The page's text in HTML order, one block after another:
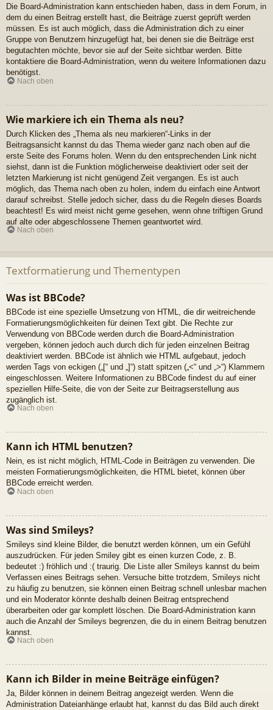
Die Board-Administration kann entschieden haben, dass in dem Forum, in
dem du einen Beitrag erstellt hast, die Beiträge zuerst geprüft werden
müssen. Es ist auch möglich, dass die Administration dich zu einer
Gruppe von Benutzern hinzugefügt hat, bei denen sie die Beiträge erst
begutachten möchte, bevor sie auf der Seite sichtbar werden. Bitte
kontaktiere die Board-Administration, wenn du weitere Informationen dazu
benötigst.
Nach oben
Wie markiere ich ein Thema als neu?
Durch Klicken des „Thema als neu markieren“-Links in der
Beitragsansicht kannst du das Thema wieder ganz nach oben auf die
erste Seite des Forums holen. Wenn du den entsprechenden Link nicht
siehst, dann ist die Funktion möglicherweise deaktiviert oder seit der
letzten Markierung ist nicht genügend Zeit vergangen. Es ist auch
möglich, das Thema nach oben zu holen, indem du einfach eine Antwort
darauf schreibst. Stelle jedoch sicher, dass du die Regeln dieses Boards
beachtest! Es wird meist nicht gerne gesehen, wenn ohne triftigen Grund
auf alte oder abgeschlossene Themen geantwortet wird.
Nach oben
Textformatierung und Thementypen
Was ist BBCode?
BBCode ist eine spezielle Umsetzung von HTML, die dir weitreichende
Formatierungsmöglichkeiten für deinen Text gibt. Die Rechte zur
Verwendung von BBCode werden durch die Board-Administration
vergeben, können jedoch auch durch dich für jeden einzelnen Beitrag
deaktiviert werden. BBCode ist ähnlich wie HTML aufgebaut, jedoch
werden Tags von eckigen („[“ und „]“) statt spitzen („<“ und „>“) Klammern
eingeschlossen. Weitere Informationen zu BBCode findest du auf einer
speziellen Hilfe-Seite, die von der Seite zur Beitragserstellung aus
zugänglich ist.
Nach oben
Kann ich HTML benutzen?
Nein, es ist nicht möglich, HTML-Code in Beiträgen zu verwenden. Die
meisten Formatierungsmöglichkeiten, die HTML bietet, können über
BBCode erreicht werden.
Nach oben
Was sind Smileys?
Smileys sind kleine Bilder, die benutzt werden können, um ein Gefühl
auszudrücken. Für jeden Smiley gibt es einen kurzen Code, z. B.
bedeutet :) fröhlich und :( traurig. Die Liste aller Smileys kannst du beim
Verfassen eines Beitrags sehen. Versuche bitte trotzdem, Smileys nicht
zu häufig zu benutzen, sie können einen Beitrag schnell unlesbar machen
und ein Moderator könnte deshalb deinen Beitrag entsprechend
überarbeiten oder gar komplett löschen. Die Board-Administration kann
auch die Anzahl der Smileys begrenzen, die du in einem Beitrag benutzen
kannst.
Nach oben
Kann ich Bilder in meine Beiträge einfügen?
Ja, Bilder können in deinem Beitrag angezeigt werden. Wenn die
Administration Dateianhänge erlaubt hat, kannst du das Bild auch direkt